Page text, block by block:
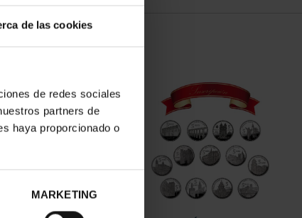
de las cookies
de redes sociales
partners de
haya proporcionado o
MARKETING